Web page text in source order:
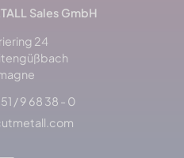
Sales GmbH
24
/ 9 68 38 - 0